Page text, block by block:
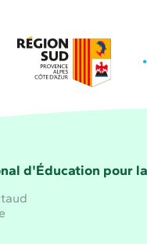
Région Sud
la Santé Provence-
d'Éducation pour